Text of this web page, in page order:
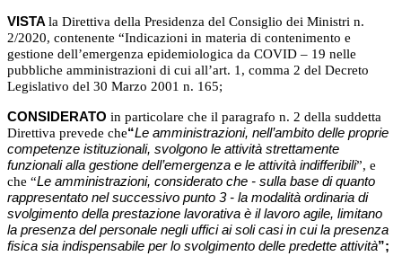
VISTA la Direttiva della Presidenza del Consiglio dei Ministri n.
2/2020, contenente “Indicazioni in materia di contenimento e
gestione dell’emergenza epidemiologica da COVID – 19 nelle
pubbliche amministrazioni di cui all’art. 1, comma 2 del Decreto
Legislativo del 30 Marzo 2001 n. 165;
CONSIDERATO in particolare che il paragrafo n. 2 della suddetta
Direttiva prevede che“Le amministrazioni, nell’ambito delle proprie
competenze istituzionali, svolgono le attività strettamente
funzionali alla gestione dell’emergenza e le attività indifferibili”, e
che “Le amministrazioni, considerato che - sulla base di quanto
rappresentato nel successivo punto 3 - la modalità ordinaria di
svolgimento della prestazione lavorativa è il lavoro agile, limitano
la presenza del personale negli uffici ai soli casi in cui la presenza
fisica sia indispensabile per lo svolgimento delle predette attività”;